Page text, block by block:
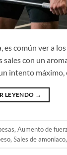
común ver a
con un
intento
LEYENDO →
, Aumento de
, Sales de amoniaco,